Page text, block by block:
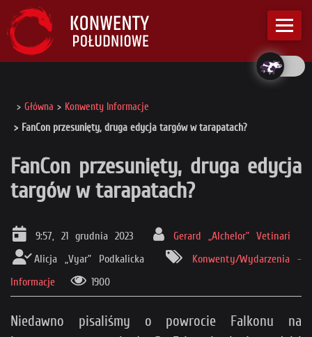
Główna
Konwenty Informacje
FanCon przesunięty, druga edycja targów w tarapatach?
FanCon przesunięty, druga edycja
targów w tarapatach?
9:57, 21 grudnia 2023
Gerard „Alchelor” Vetinari
Alicja „Vyar” Podkalicka
Konwenty/Wydarzenia -
Informacje
1900
Niedawno pisaliśmy o powrocie Falkonu na